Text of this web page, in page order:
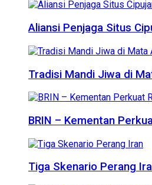
Aliansi Penjaga Situs
Tradisi Mandi Jiwa di
BRIN – Kementan
Tiga Skenario Perang